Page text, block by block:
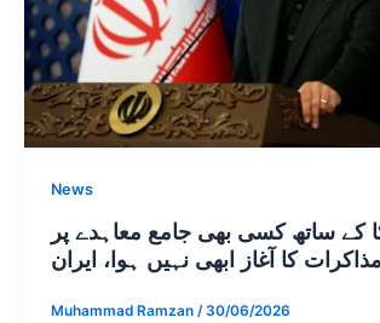
News
کے ساتھ کسی بھی جامع معاہدے پر
کا آغاز ابھی نہیں ہوا، ایران
Muhammad Ramzan /30/06/2026